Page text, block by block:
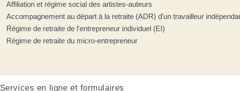
Affiliation et régime social des artistes-auteurs
Accompagnement au départ à la retraite (ADR) d'un travailleur
Régime de retraite de l'entrepreneur individuel (EI)
Régime de retraite du micro-entrepreneur
Services en ligne et formulaires